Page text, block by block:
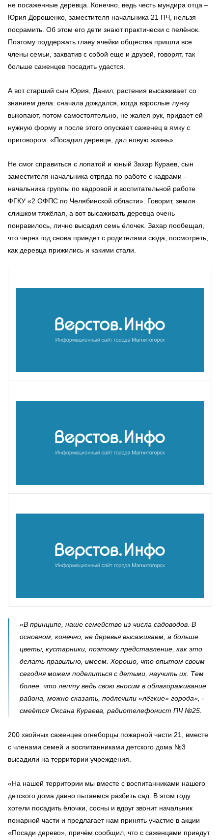
не посаженные деревца. Конечно, ведь честь мундира отца –
Юрия Дорошенко, заместителя начальника 21 ПЧ, нельзя
посрамить. Об этом его дети знают практически с пелёнок.
Поэтому поддержать главу ячейки общества пришли все
члены семьи, захватив с собой еще и друзей, говорят, так
больше саженцев посадить удастся.
А вот старший сын Юрия, Данил, растения высаживает со
знанием дела: сначала дождался, когда взрослые лунку
выкопают, потом самостоятельно, не жалея рук, придает ей
нужную форму и после этого опускает саженец в ямку с
приговором: «Посадил деревце, дал новую жизнь».
Не смог справиться с лопатой и юный Захар Кураев, сын
заместителя начальника отряда по работе с кадрами -
начальника группы по кадровой и воспитательной работе
ФГКУ «2 ОФПС по Челябинской области». Говорит, земля
слишком тяжёлая, а вот высаживать деревца очень
понравилось, лично высадил семь ёлочек. Захар пообещал,
что через год снова приедет с родителями сюда, посмотреть,
как деревца прижились и какими стали.
«В принципе, наше семейство из числа садоводов. В
основном, конечно, не деревья высаживаем, а больше
цветы, кустарники, поэтому представление, как это
делать правильно, имеем. Хорошо, что опытом своим
сегодня можем поделиться с детьми, научить их. Тем
более, что лепту ведь свою вносим в облагораживание
района, можно сказать, подлечили «лёгкие» города», -
смеётся Оксана Кураева, радиотелефонист ПЧ №25.
200 хвойных саженцев огнеборцы пожарной части 21, вместе
с членами семей и воспитанниками детского дома №3
высадили на территории учреждения.
«На нашей территории мы вместе с воспитанниками нашего
детского дома давно пытаемся разбить сад. В этом году
хотели посадить ёлочки, сосны и вдруг звонит начальник
пожарной части и предлагает нам принять участие в акции
«Посади дерево», причём сообщил, что с саженцами приедут